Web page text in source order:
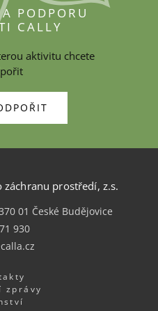
PODPORU
CALLY
aktivitu chcete
prostředí, z.s.
01 České Budějovice
930
zprávy